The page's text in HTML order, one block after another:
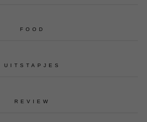
FOOD
UITSTAPJES
REVIEW